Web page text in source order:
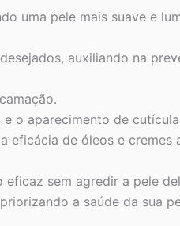
uma pele mais suave e
auxiliando na
o aparecimento de
eficácia de óleos e cremes
sem agredir a pele
a saúde da sua